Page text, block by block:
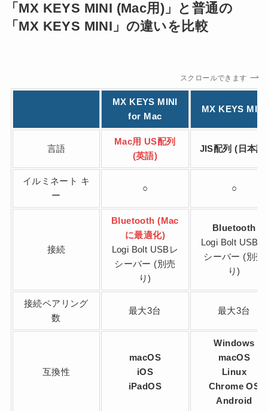
「MX KEYS MINI (Mac用)」と普通の
「MX KEYS MINI」の違いを比較
スクロールできます
MX KEYS MINI
for Mac
MX KEYS MINI
言語
Mac用 US配列
(英語)
JIS配列 (日本語
イルミネート キ
ー
○ ○
接続
Bluetooth (Mac
に最適化)
Logi Bolt USBレ
シーバー (別売
り)
Bluetooth
Logi Bolt USBレ
シーバー (別売
り)
接続ペアリング
数
最大3台 最大3台
互換性
macOS
iOS
iPadOS
Windows
macOS
Linux
Chrome OS
Android